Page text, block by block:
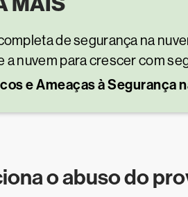
de segurança na
a nuvem para crescer com
e Ameaças à Segurança
o abuso do